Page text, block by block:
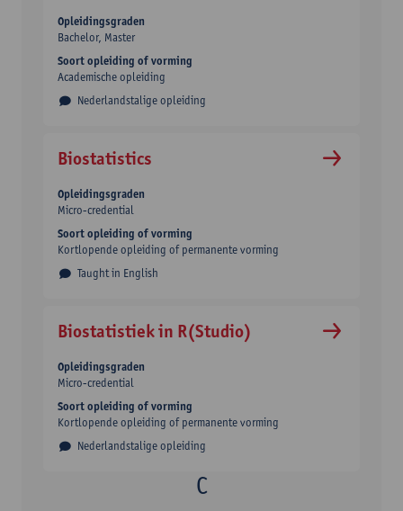
Nederlandstalige opleiding
Opleidingsgraden
Bachelor Master
Soort opleiding of vorming
Academische opleiding
Biostatistics
Taught in English
Opleidingsgraden
Micro-credential
Soort opleiding of vorming
Kortlopende opleiding of permanente vorming
Biostatistiek in R(Studio)
Nederlandstalige opleiding
Opleidingsgraden
Micro-credential
Soort opleiding of vorming
Kortlopende opleiding of permanente vorming